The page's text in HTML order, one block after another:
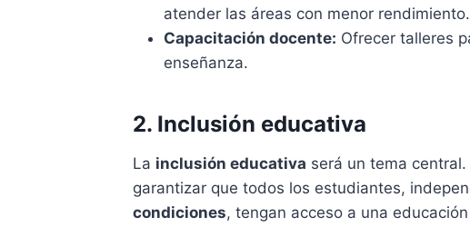
atender las áreas con menor rendimiento.
Capacitación docente: Ofrecer talleres
enseñanza.
2. Inclusión educativa
La inclusión educativa será un tema
garantizar que todos los estudiantes,
condiciones, tengan acceso a una